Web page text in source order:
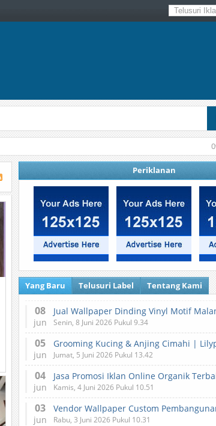
Periklanan
Yang Baru Telusuri Label Tentang Kami
08
jun
Jual Wallpaper Dinding Vinyl Motif
Senin, 8 Juni 2026 Pukul 9.34
05
jun Jumat, 5 Juni 2026 Pukul 13.42
04
jun
Jasa Promosi Iklan Online Organik
Kamis, 4 Juni 2026 Pukul 10.51
03
jun
Vendor Wallpaper Custom
Rabu, 3 Juni 2026 Pukul 10.31